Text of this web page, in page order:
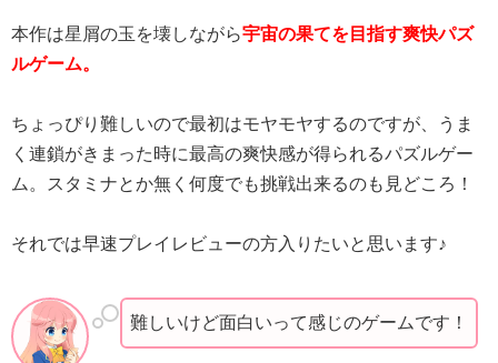
本作は星屑の玉を壊しながら宇宙の果てを目指す爽快パズ
ルゲーム。
ちょっぴり難しいので最初はモヤモヤするのですが、うま
く連鎖がきまった時に最高の爽快感が得られるパズルゲー
ム。スタミナとか無く何度でも挑戦出来るのも見どころ！
それでは早速プレイレビューの方入りたいと思います♪
難しいけど面白いって感じのゲームです！